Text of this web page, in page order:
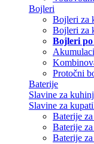
Bojleri
Bojleri za
Bojleri za
Bojleri
Protočni
Baterije
Slavine za
Slavine za
Baterije
Baterije
Baterije